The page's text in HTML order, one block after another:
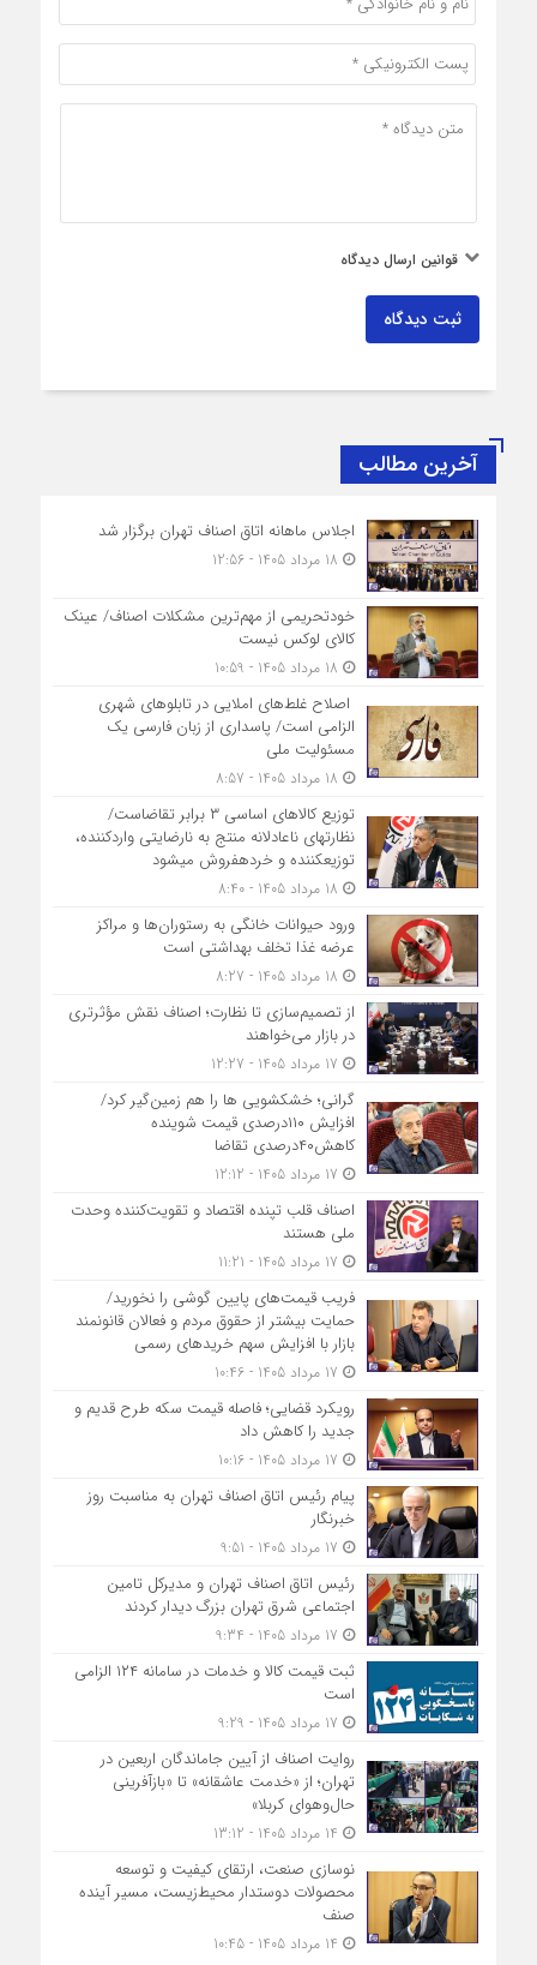
قوانین ارسال دیدگاه
ثبت دیدگاه
آخرین مطالب
اجلاس ماهانه اتاق اصناف تهران برگزار شد
خودتحریمی از مهم‌ترین مشکلات اصناف/ عینک
کالای لوکس نیست
اصلاح غلط‌های املایی در تابلوهای شهری
الزامی است/ پاسداری از زبان فارسی یک
مسئولیت ملی
توزیع کالاهای اساسی ۳ برابر تقاضاست/
نظارت‎های ناعادلانه منتج به نارضایتی واردکننده،
توزیع‎کننده و خرده‎فروش می‎شود
ورود حیوانات خانگی به رستوران‌ها و مراکز
عرضه غذا تخلف بهداشتی است
از تصمیم‌سازی تا نظارت؛ اصناف نقش مؤثرتری
در بازار می‌خواهند
گرانی؛ خشکشویی‌ ها را هم زمین‌گیر کرد/
افزایش ۱۱۰درصدی قیمت شوینده
کاهش۴۰درصدی تقاضا
اصناف قلب تپنده اقتصاد و تقویت‌کننده وحدت
ملی هستند
فریب قیمت‌های پایین گوشی را نخورید/
حمایت بیشتر از حقوق مردم و فعالان قانونمند
بازار با افزایش سهم خریدهای رسمی
رویکرد قضایی؛ فاصله قیمت سکه طرح قدیم و
جدید را کاهش داد
پیام رئیس اتاق اصناف تهران به مناسبت روز
خبرنگار
رئیس اتاق اصناف تهران و مدیرکل تامین
اجتماعی شرق تهران بزرگ دیدار کردند
ثبت قیمت کالا و خدمات در سامانه ۱۲۴ الزامی
است
روایت اصناف از آیین جاماندگان اربعین در
تهران؛ از «خدمت عاشقانه» تا «بازآفرینی
حال‌وهوای کربلا»
نوسازی صنعت، ارتقای کیفیت و توسعه
محصولات دوستدار محیط‌زیست، مسیر آینده
صنف